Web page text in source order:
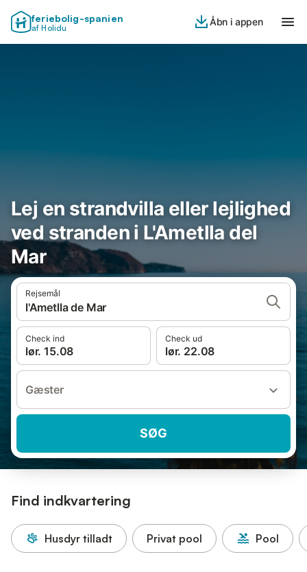
feriebolig-spanien
af Holidu
Åbn i appen
Lej en strandvilla eller lejlighed
ved stranden i L'Ametlla del
Mar
Rejsemål
l'Ametlla de Mar
Check ind
lør. 15.08
Check ud
lør. 22.08
Gæster
SØG
Find indkvartering
Husdyr tilladt Privat pool Pool